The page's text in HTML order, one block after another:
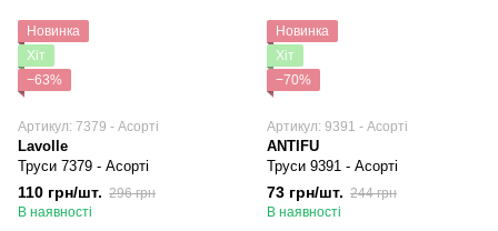
Новинка
Хіт
−63%
Артикул: 7379 - Асорті
Lavolle
Труси 7379 - Асорті
110 грн/шт. 296 грн
В наявності
Новинка
Хіт
−70%
Артикул: 9391 - Асорті
ANTIFU
Труси 9391 - Асорті
73 грн/шт. 244 грн
В наявності